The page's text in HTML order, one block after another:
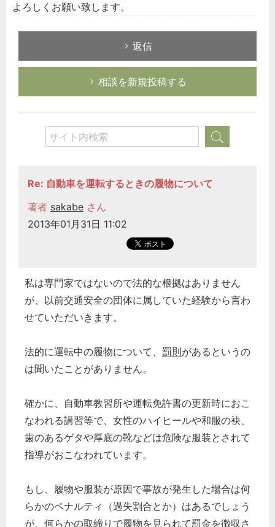
よろしくお願い致します。
返信
相談を新規投稿する
Re: 自動車を運転するときの履物について
著者 sakabe さん
2013年01月31日 11:02
私は専門家ではないので法的な根拠はありません
が、以前交通安全の団体に属していた経験から言わ
せていただいきます。
法的に運転中の履物について、 罰則があるというの
は聞いたことがありません。
確かに、自動車教習所や運転免許書の更新時におこ
なわれる講習等で、女性のハイヒールや和服の袂、
歯のあるゲタや厚底の靴などは危険な服装とされて
指導がおこなわれています。
もし、履物や服装が原因で事故が発生した場合は何
らかのペナルティ（過失割合とか）はあるでしょう
が、何らかの取締りで履物を見られて罰金を徴収さ